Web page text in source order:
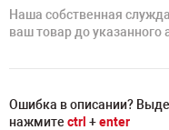
Наша собственная
ваш товар до указанного
Ошибка в описании?
нажмите ctrl +enter